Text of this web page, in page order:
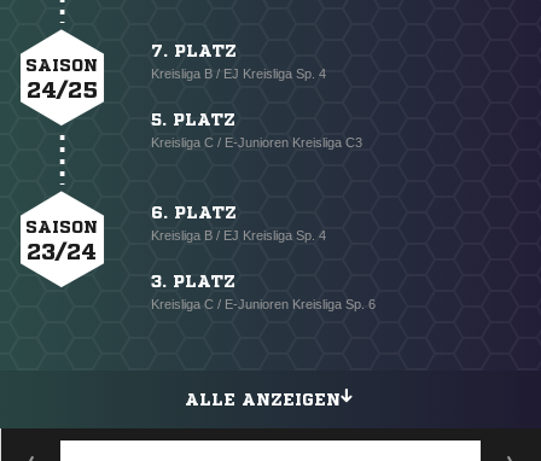
SAISON
24/25
7. PLATZ
Kreisliga B / EJ Kreisliga Sp. 4
5. PLATZ
Kreisliga C / E-Junioren Kreisliga C3
SAISON
23/24
6. PLATZ
Kreisliga B / EJ Kreisliga Sp. 4
3. PLATZ
Kreisliga C / E-Junioren Kreisliga Sp. 6
ALLE ANZEIGEN